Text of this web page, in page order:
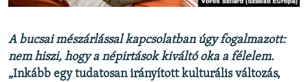
A bucsai mészárlással kapcsolatban úgy fogalmazott:
nem hiszi, hogy a népirtások kiváltó oka a félelem.
„Inkább egy tudatosan irányított kulturális változás,